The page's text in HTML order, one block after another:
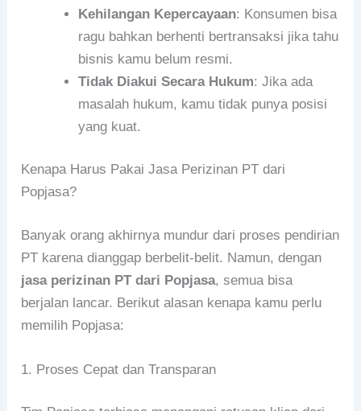
Kehilangan Kepercayaan: Konsumen bisa
ragu bahkan berhenti bertransaksi jika tahu
bisnis kamu belum resmi.
Tidak Diakui Secara Hukum: Jika ada
masalah hukum, kamu tidak punya posisi
yang kuat.
Kenapa Harus Pakai Jasa Perizinan PT dari
Popjasa?
Banyak orang akhirnya mundur dari proses pendirian
PT karena dianggap berbelit-belit. Namun, dengan
jasa perizinan PT dari Popjasa, semua bisa
berjalan lancar. Berikut alasan kenapa kamu perlu
memilih Popjasa:
1. Proses Cepat dan Transparan